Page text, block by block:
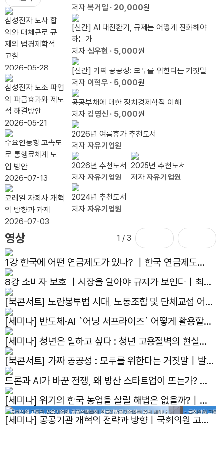
가
다
는 거
짓말』
출간
기념
북콘
서트
기 수
료식
요로
하는
이유
가 아
니다.
그것
은 다
음의
인터
넷이
다.
를 비
웃기
전에,
라이
트 형
제를
상기
하라
가를
나
입지
력 봐
은
조 눈
배분`
삼성전자 노사 합
의와 대체근로 규
제의 법경제학적
고찰
2026-05-28
삼성전자 노조 파업
의 파급효과와 제도
적 해결방안
2026-05-21
수요연동형 고속도
로 통행료체계 도
입 방안
2026-07-13
코레일 자회사 개혁
의 방향과 과제
2026-07-03
저자 복거일 · 20,000원
[신간] AI 대전환기, 규제는 어떻게 진화해야
하는가
저자 심우현 · 5,000원
[신간] 가짜 공공성: 모두를 위한다는 거짓말
저자 이혁우 · 5,000원
공공부채에 대한 정치경제학적 이해
저자 김영신 · 5,000원
2026년 여름휴가 추천도서
저자 자유기업원
2026년 추천도서
저자 자유기업원
2025년 추천도서
저자 자유기업원
2024년 추천도서
저자 자유기업원
영상 1 / 3
1강 한국에 어떤 연금제도가 있나? ｜한국 연금제도의
현재와 미래｜김용하 교수
8강 소비자 보호 ｜시장을 알아야 규제가 보인다｜최병
선 명예교수
[북콘서트] 노란봉투법 시대, 노동조합 및 단체교섭 어떻
게 대응하나?｜발간기념 북콘서트
[세미나] 반도체·AI `어닝 서프라이즈` 어떻게 활용할
것인가?｜국회의원 김용태, 한반도선진화재단, 자유기
업원, 주간조선 주최 세미나
[세미나] 청년은 일하고 싶다 : 청년 고용절벽의 현실과
해법｜국회의원 박수영, 자유기업원 공동주최 세미나
[북콘서트] 가짜 공공성 : 모두를 위한다는 거짓말｜발간
기념 북콘서트
드론과 AI가 바꾼 전쟁, 왜 방산 스타트업이 뜨는가? ｜
선유도 스터디 4화
[세미나] 위기의 한국 농업을 살릴 해법은 없을까?｜제
14회 아고라이코노미카
[세미나] 공공기관 개혁의 전략과 방향｜국회의원 고동